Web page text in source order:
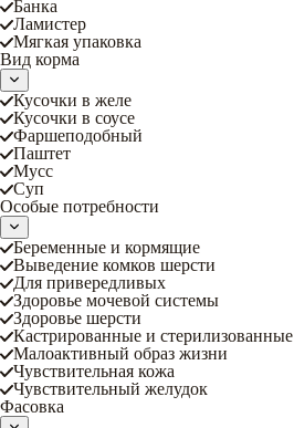
Банка
Ламистер
Мягкая упаковка
Вид корма
Кусочки в желе
Кусочки в соусе
Фаршеподобный
Паштет
Мусс
Суп
Особые потребности
Беременные и кормящие
Выведение комков шерсти
Для привередливых
Здоровье мочевой системы
Здоровье шерсти
Кастрированные и стерилизованные
Малоактивный образ жизни
Чувствительная кожа
Чувствительный желудок
Фасовка